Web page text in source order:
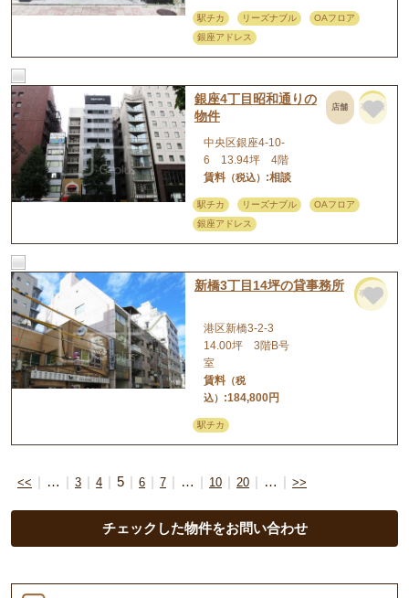
駅チカ リーズナブル
OAフロア
銀座アドレス
銀座4丁目昭和通りの
物件
店舗 事務所
中央区銀座4-10-
6 13.94坪 4階
賃料（税込） :相談
駅チカ リーズナブル
OAフロア
銀座アドレス
新橋3丁目14坪の貸事務所
事務所
港区新橋3-2-3
14.00坪 3階B号
室
賃料（税
込） :184,800円
駅チカ
<< … 3 4 5 6 7 … 10 20 … >>
チェックした物件をお問い合わせ